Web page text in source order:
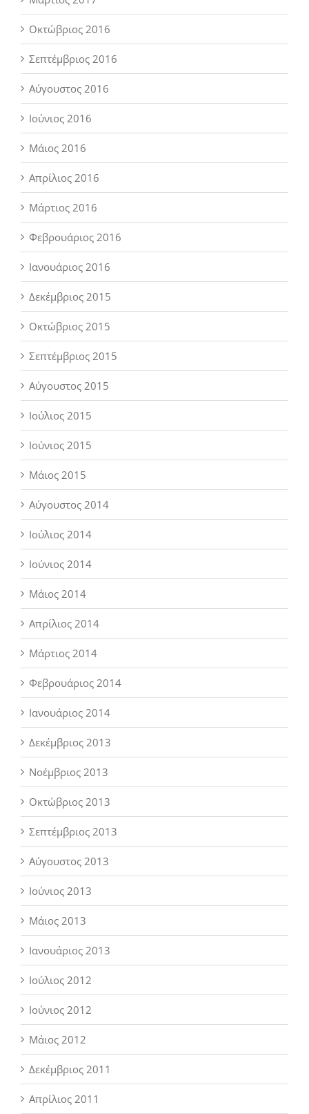
Οκτώβριος 2016
Σεπτέμβριος 2016
Αύγουστος 2016
Ιούνιος 2016
Μάιος 2016
Απρίλιος 2016
Μάρτιος 2016
Φεβρουάριος 2016
Ιανουάριος 2016
Δεκέμβριος 2015
Οκτώβριος 2015
Σεπτέμβριος 2015
Αύγουστος 2015
Ιούλιος 2015
Ιούνιος 2015
Μάιος 2015
Αύγουστος 2014
Ιούλιος 2014
Ιούνιος 2014
Μάιος 2014
Απρίλιος 2014
Μάρτιος 2014
Φεβρουάριος 2014
Ιανουάριος 2014
Δεκέμβριος 2013
Νοέμβριος 2013
Οκτώβριος 2013
Σεπτέμβριος 2013
Αύγουστος 2013
Ιούνιος 2013
Μάιος 2013
Ιανουάριος 2013
Ιούλιος 2012
Ιούνιος 2012
Μάιος 2012
Δεκέμβριος 2011
Απρίλιος 2011